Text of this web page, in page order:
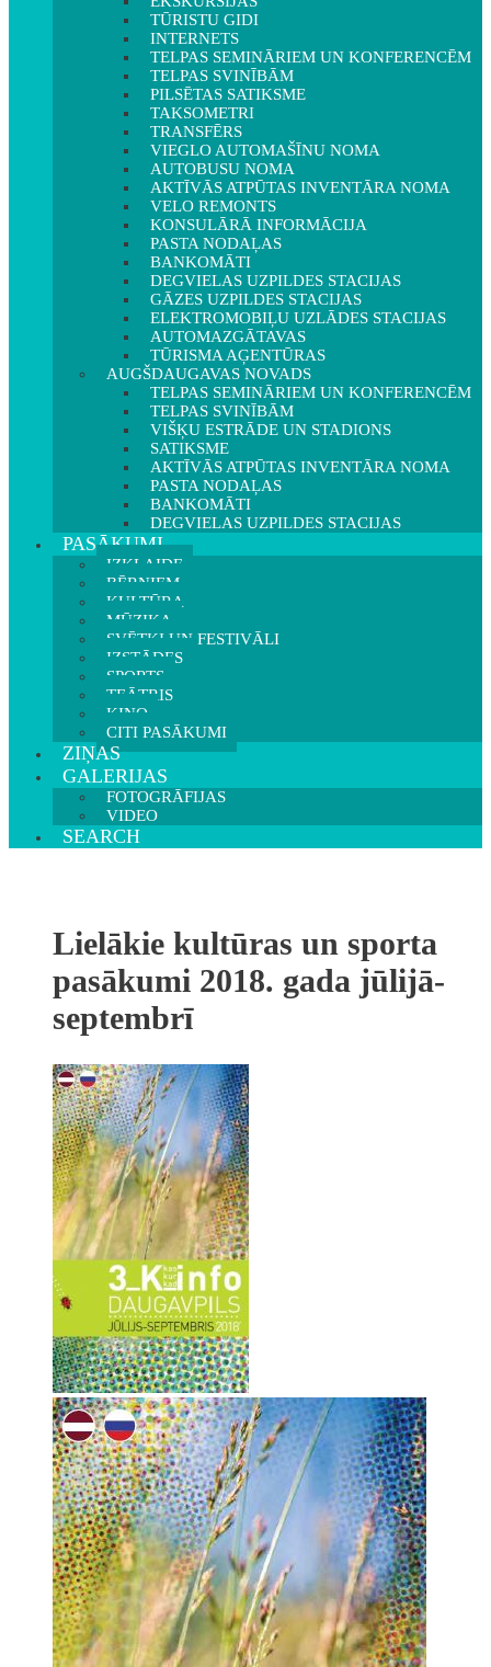
TŪRISTU GIDI
INTERNETS
TELPAS SEMINĀRIEM UN KONFERENCĒM
TELPAS SVINĪBĀM
PILSĒTAS SATIKSME
TAKSOMETRI
TRANSFĒRS
VIEGLO AUTOMAŠĪNU NOMA
AUTOBUSU NOMA
AKTĪVĀS ATPŪTAS INVENTĀRA NOMA
VELO REMONTS
KONSULĀRĀ INFORMĀCIJA
PASTA NODAĻAS
BANKOMĀTI
DEGVIELAS UZPILDES STACIJAS
GĀZES UZPILDES STACIJAS
ELEKTROMOBIĻU UZLĀDES STACIJAS
AUTOMAZGĀTAVAS
TŪRISMA AĢENTŪRAS
AUGŠDAUGAVAS NOVADS
TELPAS SEMINĀRIEM UN KONFERENCĒM
TELPAS SVINĪBĀM
VIŠĶU ESTRĀDE UN STADIONS
SATIKSME
AKTĪVĀS ATPŪTAS INVENTĀRA NOMA
PASTA NODAĻAS
BANKOMĀTI
DEGVIELAS UZPILDES STACIJAS
PASĀKUMI
IZKLAIDE
BĒRNIEM
KULTŪRA
MŪZIKA
SVĒTKI UN FESTIVĀLI
IZSTĀDES
SPORTS
TEĀTRIS
KINO
CITI PASĀKUMI
ZIŅAS
GALERIJAS
FOTOGRĀFIJAS
VIDEO
SEARCH
Lielākie kultūras un sporta
pasākumi 2018. gada jūlijā-
septembrī